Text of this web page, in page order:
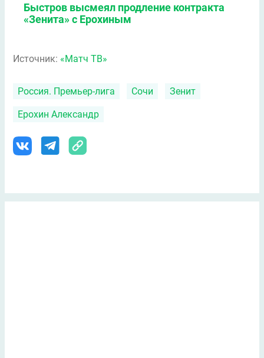
Быстров высмеял продление контракта
«Зенита» с Ерохиным
Источник: «Матч ТВ»
Россия. Премьер-лига Сочи Зенит
Ерохин Александр